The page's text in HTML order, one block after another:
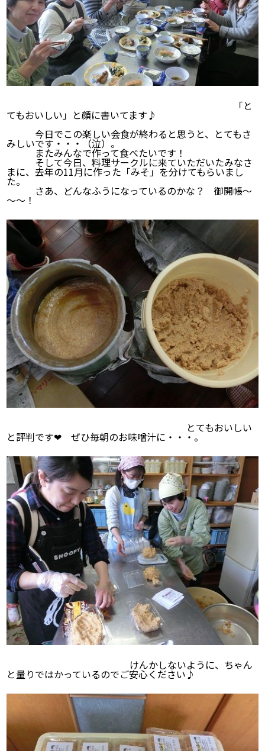
「と
てもおいしい」と顔に書いてます♪
今日でこの楽しい会食が終わると思うと、とてもさ
みしいです・・・（泣）。
またみんなで作って食べたいです！
そして今日、料理サークルに来ていただいたみなさ
まに、去年の11月に作った「みそ」を分けてもらいまし
た。
さあ、どんなふうになっているのかな？ 御開帳～
～～！
とてもおいしい
と評判です❤ ぜひ毎朝のお味噌汁に・・・。
けんかしないように、ちゃん
と量りではかっているのでご安心ください♪